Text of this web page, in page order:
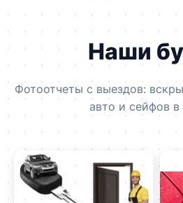
Наши
Фотоотчеты с выездов:
авто и сейфов